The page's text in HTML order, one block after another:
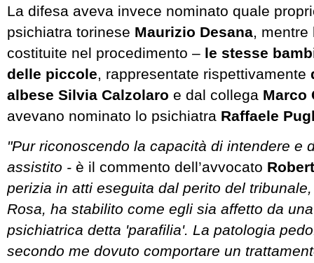
La difesa aveva invece nominato quale
psichiatra torinese Maurizio Desana ,
costituite nel procedimento – le stesse
delle piccole , rappresentate rispettivamente
albese Silvia Calzolaro e dal collega Marco
avevano nominato lo psichiatra Raffaele
"Pur riconoscendo la capacità di intendere e
assistito - è il commento dell’avvocato
perizia in atti eseguita dal perito del
Rosa, ha stabilito come egli sia affetto da
psichiatrica detta 'parafilia'. La patologia
secondo me dovuto comportare un